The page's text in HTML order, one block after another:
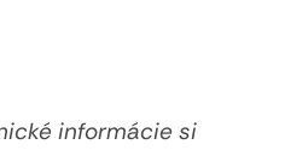
informácie si